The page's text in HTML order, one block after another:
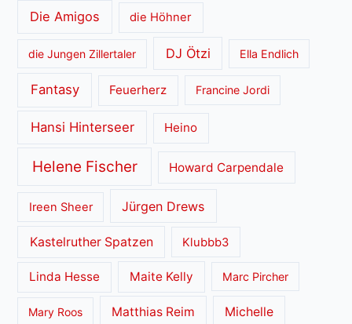
Die Amigos die Höhner
die Jungen Zillertaler DJ Ötzi Ella Endlich
Fantasy Feuerherz Francine Jordi
Hansi Hinterseer Heino
Helene Fischer Howard Carpendale
Ireen Sheer Jürgen Drews
Kastelruther Spatzen Klubbb3
Linda Hesse Maite Kelly Marc Pircher
Mary Roos Matthias Reim Michelle